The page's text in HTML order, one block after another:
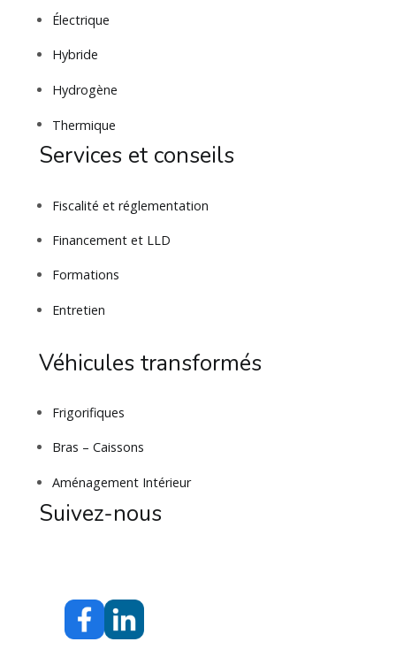
Électrique
Hybride
Hydrogène
Thermique
Services et conseils
Fiscalité et réglementation
Financement et LLD
Formations
Entretien
Véhicules transformés
Frigorifiques
Bras – Caissons
Aménagement Intérieur
Suivez-nous